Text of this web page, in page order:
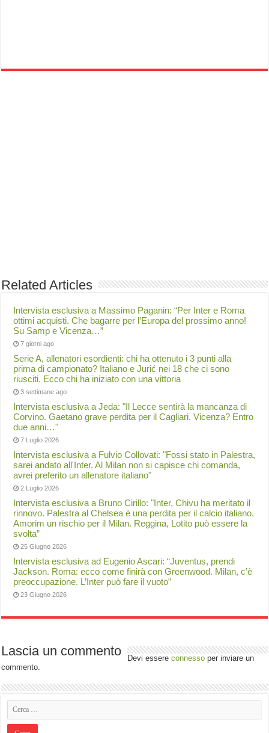
Related Articles
Intervista esclusiva a Massimo Paganin: “Per Inter e Roma
ottimi acquisti. Che bagarre per l’Europa del prossimo anno!
Su Samp e Vicenza…”
7 giorni ago
Serie A, allenatori esordienti: chi ha ottenuto i 3 punti alla
prima di campionato? Italiano e Jurić nei 18 che ci sono
riusciti. Ecco chi ha iniziato con una vittoria
3 settimane ago
Intervista esclusiva a Jeda: "Il Lecce sentirà la mancanza di
Corvino. Gaetano grave perdita per il Cagliari. Vicenza? Entro
due anni…"
7 Luglio 2026
Intervista esclusiva a Fulvio Collovati: "Fossi stato in Palestra,
sarei andato all'Inter. Al Milan non si capisce chi comanda,
avrei preferito un allenatore italiano"
2 Luglio 2026
Intervista esclusiva a Bruno Cirillo: "Inter, Chivu ha meritato il
rinnovo. Palestra al Chelsea è una perdita per il calcio italiano.
Amorim un rischio per il Milan. Reggina, Lotito può essere la
svolta”
25 Giugno 2026
Intervista esclusiva ad Eugenio Ascari: “Juventus, prendi
Jackson. Roma: ecco come finirà con Greenwood. Milan, c’è
preoccupazione. L’Inter può fare il vuoto”
23 Giugno 2026
Lascia un commento Devi essereconnesso per inviare un
commento.